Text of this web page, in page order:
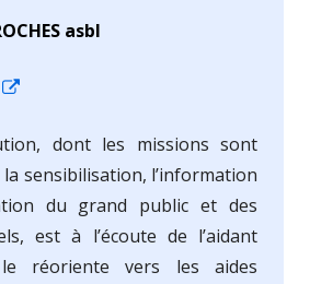
asbl
une
nouvelle
fenêtre
dont les missions sont
sensibilisation, l’information
du grand public et des
est à l’écoute de l’aidant
réoriente vers les aides